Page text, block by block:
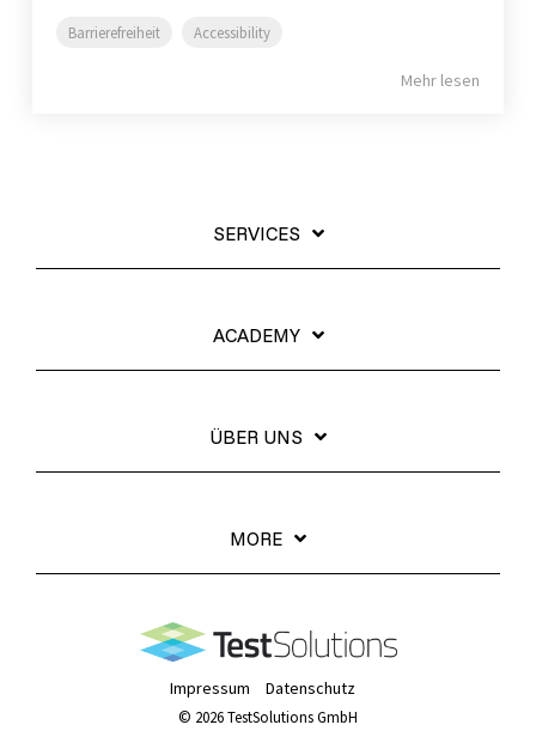
Barrierefreiheit Accessibility
Mehr lesen
SERVICES
ACADEMY
ÜBER UNS
MORE
Impressum Datenschutz
© 2026 TestSolutions GmbH